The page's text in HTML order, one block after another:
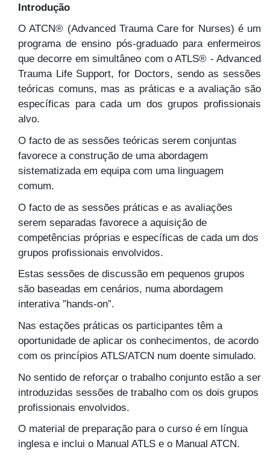
Introdução
O ATCN® (Advanced Trauma Care for Nurses) é um
programa de ensino pós-graduado para enfermeiros
que decorre em simultâneo com o ATLS® - Advanced
Trauma Life Support, for Doctors, sendo as sessões
teóricas comuns, mas as práticas e a avaliação são
específicas para cada um dos grupos profissionais
alvo.
O facto de as sessões teóricas serem conjuntas
favorece a construção de uma abordagem
sistematizada em equipa com uma linguagem
comum.
O facto de as sessões práticas e as avaliações
serem separadas favorece a aquisição de
competências próprias e específicas de cada um dos
grupos profissionais envolvidos.
Estas sessões de discussão em pequenos grupos
são baseadas em cenários, numa abordagem
interativa ”hands-on”.
Nas estações práticas os participantes têm a
oportunidade de aplicar os conhecimentos, de acordo
com os princípios ATLS/ATCN num doente simulado.
No sentido de reforçar o trabalho conjunto estão a ser
introduzidas sessões de trabalho com os dois grupos
profissionais envolvidos.
O material de preparação para o curso é em língua
inglesa e inclui o Manual ATLS e o Manual ATCN.